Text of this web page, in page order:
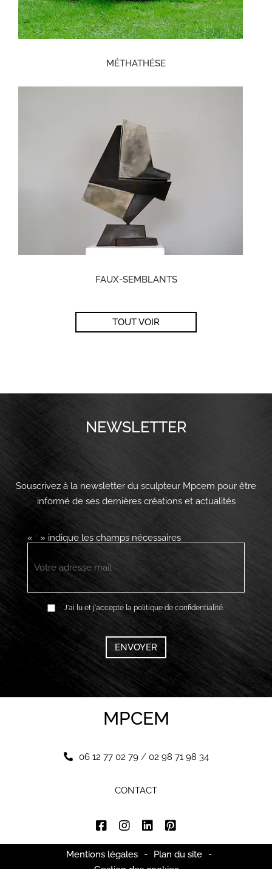
MÉTHATHÈSE
FAUX-SEMBLANTS
TOUT VOIR
NEWSLETTER
Souscrivez à la newsletter du sculpteur Mpcem pour être
informé de ses dernières créations et actualités
« *» indique les champs nécessaires
E-
RGPD J'ai lu et j'accepte la politique de confidentialité.
CAPTCHA
MPCEM
06 12 77 02 79/ 02 98 71 98 34
CONTACT
Mentions légales - Plan du site
-